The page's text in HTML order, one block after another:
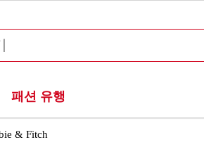
패션 유행
& Fitch